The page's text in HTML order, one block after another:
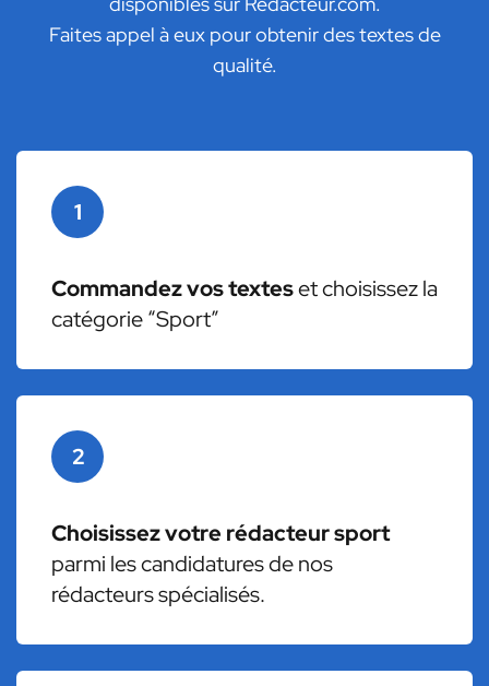
Faites appel à eux pour obtenir des textes de
qualité.
1
Commandez vos texteset choisissez la
catégorie “Sport”
2
Choisissez votre rédacteur sport
parmi les candidatures de nos
rédacteurs spécialisés.